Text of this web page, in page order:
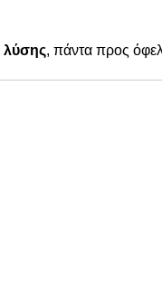
λύσης, πάντα προς